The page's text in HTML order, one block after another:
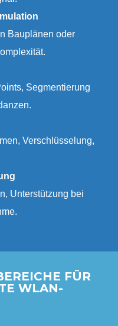
Bauplänen oder
Segmentierung
Verschlüsselung,
Unterstützung bei
FÜR
WLAN-